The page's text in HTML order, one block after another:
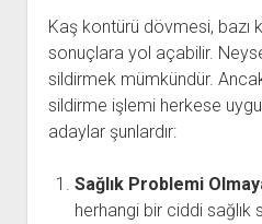
Kaş kontürü dövmesi, bazı
sonuçlara yol açabilir.
sildirmek mümkündür.
sildirme işlemi herkese
adaylar şunlardır:
Sağlık Problemi
herhangi bir ciddi sağlık